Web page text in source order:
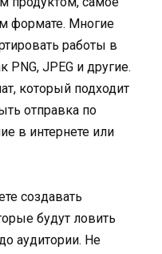
формате. Многие
работы в
JPEG и другие.
который подходит
отправка по
в интернете или
создавать
будут ловить
аудитории. Не